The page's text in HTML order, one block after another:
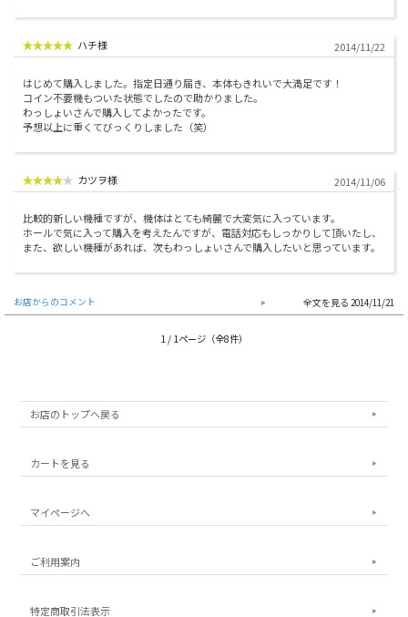
ハチ様 2014/11/22
はじめて購入しました。指定日通り届き、本体もきれいで大満足です！
コイン不要機もついた状態でしたので助かりました。
わっしょいさんで購入してよかったです。
予想以上に重くてびっくりしました（笑）
カツヲ様 2014/11/06
比較的新しい機種ですが、機体はとても綺麗で大変気に入っています。
ホールで気に入って購入を考えたんですが、電話対応もしっかりして頂いたし、
また、欲しい機種があれば、次もわっしょいさんで購入したいと思っています。
お店からのコメント 2014/11/21
1 / 1ページ（全8件）
お店のトップへ戻る
カートを見る
マイページへ
ご利用案内
特定商取引法表示